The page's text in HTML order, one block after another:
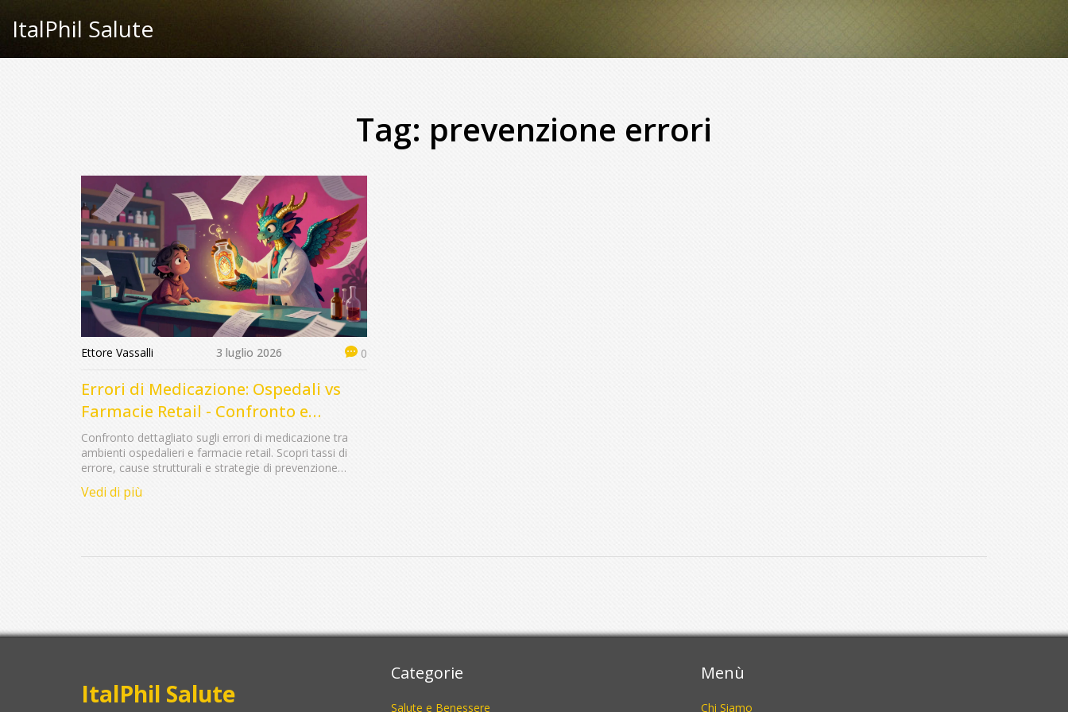
ItalPhil Salute
Tag: prevenzione errori
Ettore Vassalli 3 luglio 2026 0
Errori di Medicazione: Ospedali vs
Farmacie Retail - Confronto e
Prevenzione
Confronto dettagliato sugli errori di medicazione tra
ambienti ospedalieri e farmacie retail. Scopri tassi di
errore, cause strutturali e strategie di prevenzione
Vedi di più
ItalPhil Salute
Categorie
Salute e Benessere
Menù
Chi Siamo